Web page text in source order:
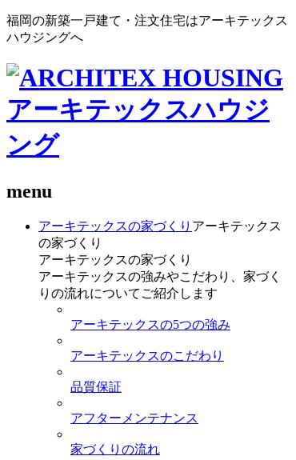
福岡の新築一戸建て・注文住宅はアーキテックス
ハウジングへ
menu
アーキテックスの家づくり アーキテックス
の家づくり
アーキテックスの家づくり
アーキテックスの強みやこだわり、家づく
りの流れについてご紹介します
アーキテックスの5つの強み
アーキテックスのこだわり
品質保証
アフターメンテナンス
家づくりの流れ